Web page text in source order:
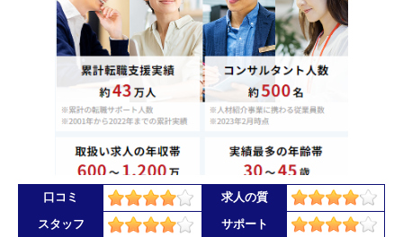
口コミ
求人の質
スタッフ
サポート